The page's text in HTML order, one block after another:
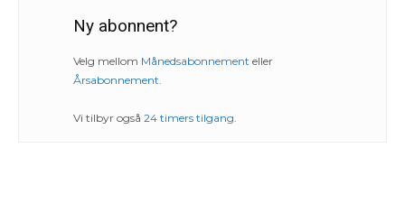
Ny abonnent?
Velg mellom Månedsabonnement eller
Årsabonnement
Vi tilbyr også 24 timers tilgang